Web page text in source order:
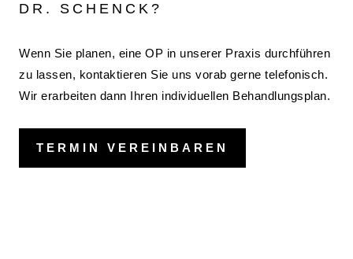
R. SCHENCK?
Wenn Sie planen, eine OP in unserer Praxis durchführen
zu lassen, kontaktieren Sie uns vorab gerne telefonisch.
Wir erarbeiten dann Ihren individuellen Behandlungsplan.
TERMIN VEREINBAREN